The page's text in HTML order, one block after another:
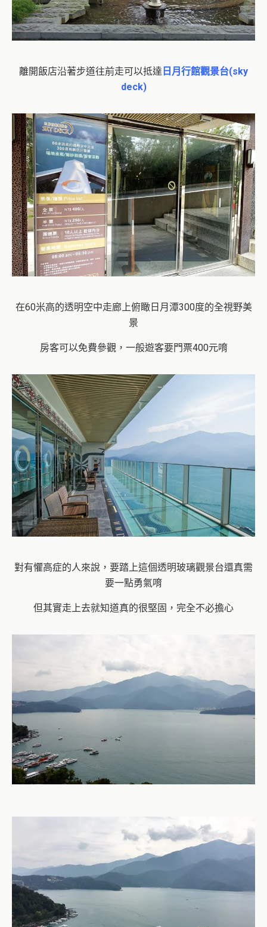
離開飯店沿著步道往前走可以抵達 日月行館觀景台(sky
deck)
在60米高的透明空中走廊上俯瞰日月潭300度的全視野美
景
房客可以免費參觀，一般遊客要門票400元唷
對有懼高症的人來說，要踏上這個透明玻璃觀景台還真需
要一點勇氣唷
但其實走上去就知道真的很堅固，完全不必擔心